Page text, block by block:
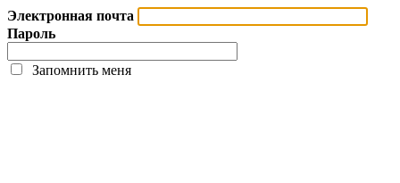
Электронная почта
Пароль
Запомнить меня